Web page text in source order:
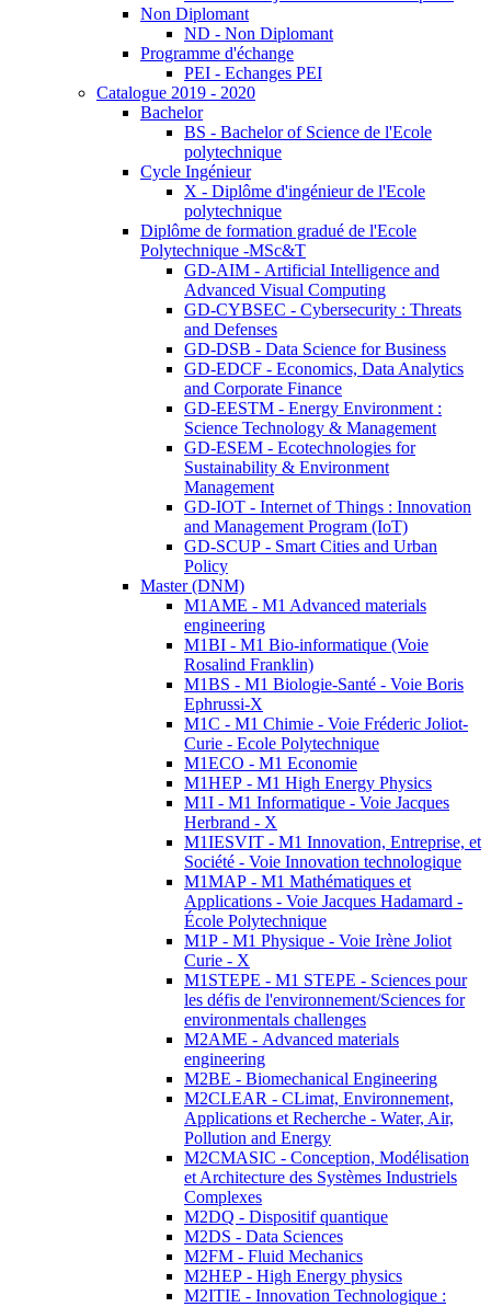
Non Diplomant
ND - Non Diplomant
Programme d'échange
PEI - Echanges PEI
Catalogue 2019 - 2020
Bachelor
BS - Bachelor of Science de l'Ecole
polytechnique
Cycle Ingénieur
X - Diplôme d'ingénieur de l'Ecole
polytechnique
Diplôme de formation gradué de l'Ecole
Polytechnique -MSc&T
GD-AIM - Artificial Intelligence and
Advanced Visual Computing
GD-CYBSEC - Cybersecurity : Threats
and Defenses
GD-DSB - Data Science for Business
GD-EDCF - Economics, Data Analytics
and Corporate Finance
GD-EESTM - Energy Environment :
Science Technology & Management
GD-ESEM - Ecotechnologies for
Sustainability & Environment
Management
GD-IOT - Internet of Things : Innovation
and Management Program (IoT)
GD-SCUP - Smart Cities and Urban
Policy
Master (DNM)
M1AME - M1 Advanced materials
engineering
M1BI - M1 Bio-informatique (Voie
Rosalind Franklin)
M1BS - M1 Biologie-Santé - Voie Boris
Ephrussi-X
M1C - M1 Chimie - Voie Fréderic Joliot-
Curie - Ecole Polytechnique
M1ECO - M1 Economie
M1HEP - M1 High Energy Physics
M1I - M1 Informatique - Voie Jacques
Herbrand - X
M1IESVIT - M1 Innovation, Entreprise, et
Société - Voie Innovation technologique
M1MAP - M1 Mathématiques et
Applications - Voie Jacques Hadamard -
École Polytechnique
M1P - M1 Physique - Voie Irène Joliot
Curie - X
M1STEPE - M1 STEPE - Sciences pour
les défis de l'environnement/Sciences for
environmentals challenges
M2AME - Advanced materials
engineering
M2BE - Biomechanical Engineering
M2CLEAR - CLimat, Environnement,
Applications et Recherche - Water, Air,
Pollution and Energy
M2CMASIC - Conception, Modélisation
et Architecture des Systèmes Industriels
Complexes
M2DQ - Dispositif quantique
M2DS - Data Sciences
M2FM - Fluid Mechanics
M2HEP - High Energy physics
M2ITIE - Innovation Technologique :